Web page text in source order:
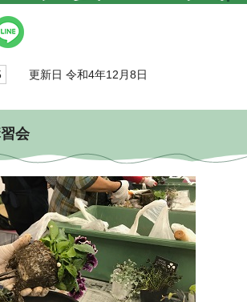
更新日 令和4年12月8日
会